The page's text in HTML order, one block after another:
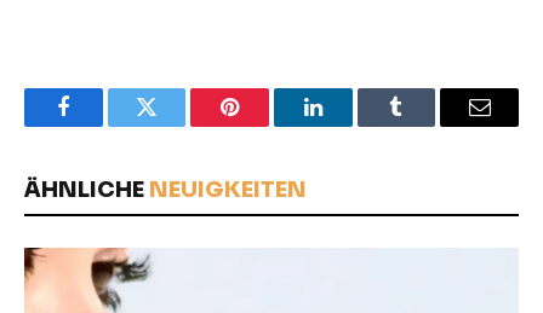
FacebookTwitter Pinterest LinkedInTumblr Email
ÄHNLICHE NEUIGKEITEN